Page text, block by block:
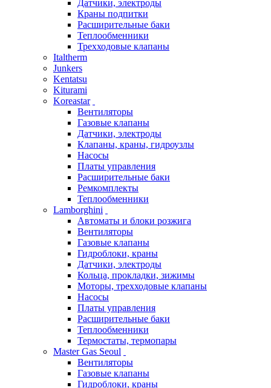
Датчики, электроды
Краны подпитки
Расширительные баки
Теплообменники
Трехходовые клапаны
Italtherm
Junkers
Kentatsu
Kiturami
Koreastar
Вентиляторы
Газовые клапаны
Датчики, электроды
Клапаны, краны, гидроузлы
Насосы
Платы управления
Расширительные баки
Ремкомплекты
Теплообменники
Lamborghini
Автоматы и блоки розжига
Вентиляторы
Газовые клапаны
Гидроблоки, краны
Датчики, электроды
Кольца, прокладки, зижимы
Моторы, трехходовые клапаны
Насосы
Платы управления
Расширительные баки
Теплообменники
Термостаты, термопары
Master Gas Seoul
Вентиляторы
Газовые клапаны
Гидроблоки, краны